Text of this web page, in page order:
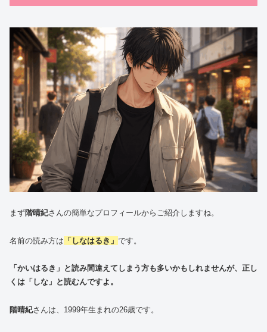
まず階晴紀さんの簡単なプロフィールからご紹介しますね。
名前の読み方は 「しなはるき」 です。
「かいはるき」と読み間違えてしまう方も多いかもしれませんが、正し
くは「しな」と読むんですよ。
階晴紀さんは、1999年生まれの26歳です。